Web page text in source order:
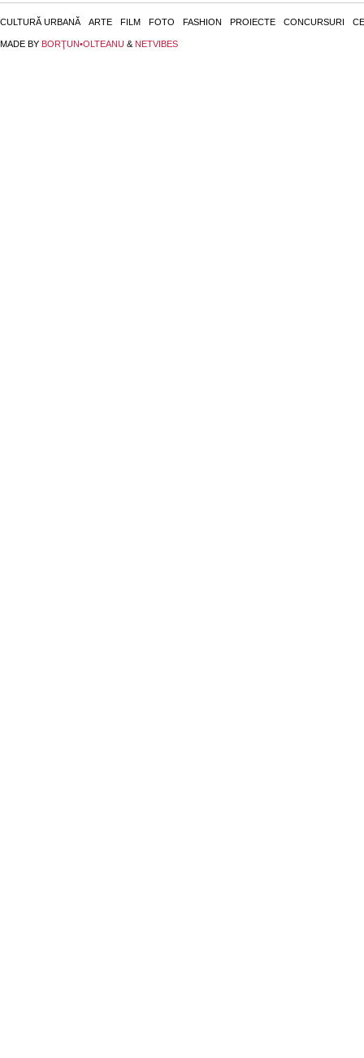
CULTURĂ URBANĂ ARTE FILM FOTO FASHION PROIECTE CONCURSURI
MADE BY BORŢUN•OLTEANU & NETVIBES